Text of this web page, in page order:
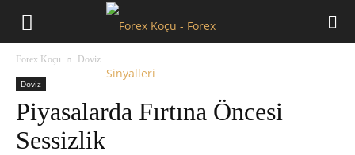
Forex Koçu Doviz
Doviz
Piyasalarda Fırtına Öncesi
Sessizlik